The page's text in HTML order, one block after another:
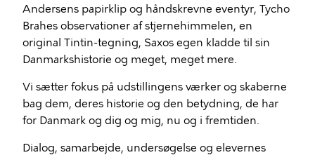
Andersens papirklip og håndskrevne eventyr, Tycho
Brahes observationer af stjernehimmelen, en
original Tintin-tegning, Saxos egen kladde til sin
Danmarkshistorie og meget, meget mere.
Vi sætter fokus på udstillingens værker og skaberne
bag dem, deres historie og den betydning, de har
for Danmark og dig og mig, nu og i fremtiden.
Dialog, samarbejde, undersøgelse og elevernes